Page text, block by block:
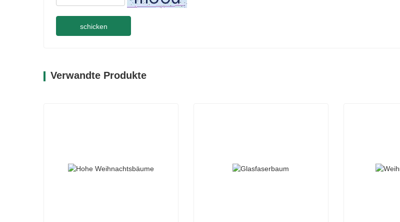
schicken
Verwandte Produkte